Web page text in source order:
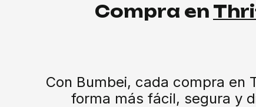
Compra en
Con Bumbei, cada compra en
forma más fácil, segura y